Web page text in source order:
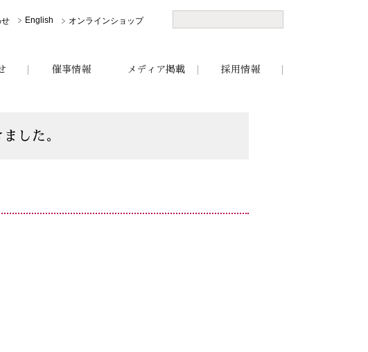
せ English オンラインショップ
催事情報 メディア掲載 採用情報
した。